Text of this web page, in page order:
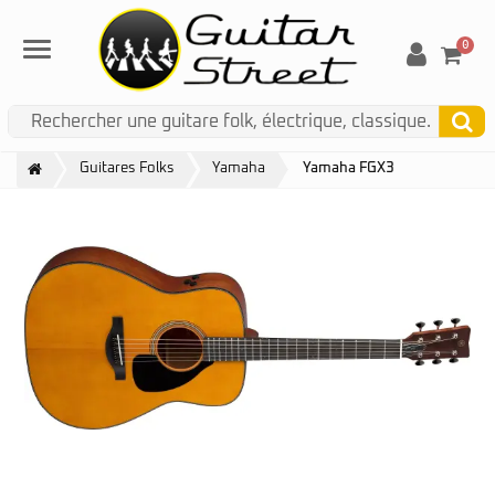
Menu 0
Guitares Folks Yamaha Yamaha FGX3